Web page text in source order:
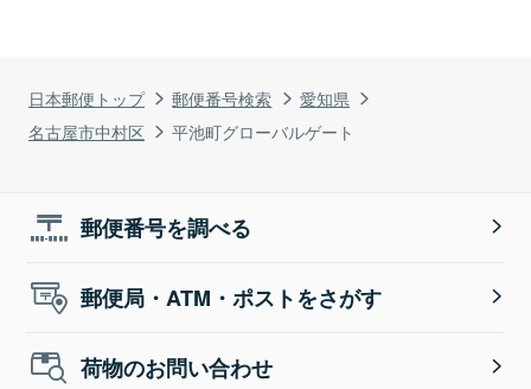
日本郵便トップ 郵便番号検索
愛知県
名古屋市中村区
平池町グローバルゲート
郵便番号を調べる
郵便局・ATM・ポストをさがす
荷物のお問い合わせ